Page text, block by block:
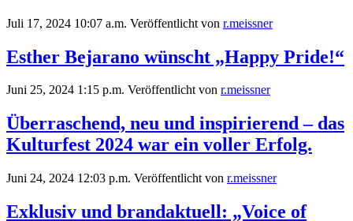
Juli 17, 2024 10:07 a.m. Veröffentlicht von r.meissner
Esther Bejarano wünscht „Happy Pride!“
Juni 25, 2024 1:15 p.m. Veröffentlicht von r.meissner
Überraschend, neu und inspirierend – das
Kulturfest 2024 war ein voller Erfolg.
Juni 24, 2024 12:03 p.m. Veröffentlicht von r.meissner
Exklusiv und brandaktuell: „Voice of